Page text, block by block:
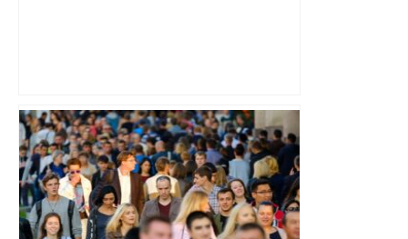
Ligue 1 : Lens débute l’année par un
carton à Toulouse et s’offre le titre de
champion d’automne – Foot Mercato